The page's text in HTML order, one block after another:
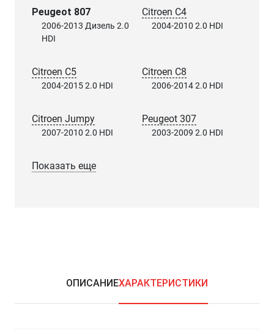
Peugeot 807
2006-2013 Дизель 2.0
HDI
Citroen C4
2004-2010 2.0 HDI
Citroen C5
2004-2015 2.0 HDI
Citroen C8
2006-2014 2.0 HDI
Citroen Jumpy
2007-2010 2.0 HDI
Peugeot 307
2003-2009 2.0 HDI
Показать еще
ОПИСАНИЕХАРАКТЕРИСТИКИ